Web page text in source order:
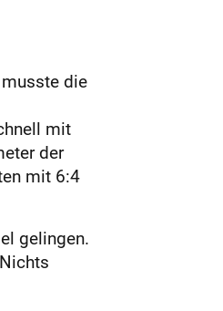
die
mit
der
mit 6:4
gelingen.